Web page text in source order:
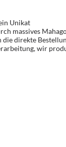
Unikat
massives
die direkte
wir